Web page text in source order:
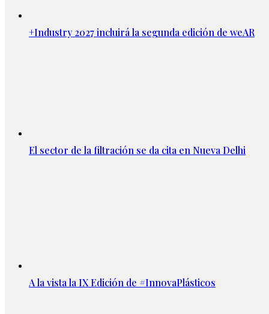
+Industry 2027 incluirá la segunda edición de weAR
El sector de la filtración se da cita en Nueva Delhi
A la vista la IX Edición de #InnovaPlásticos